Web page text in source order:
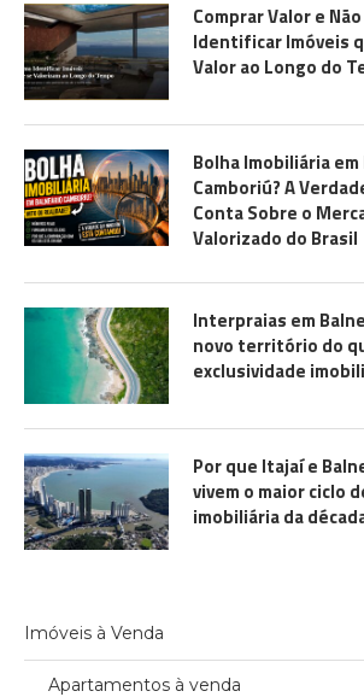
Comprar Valor e
Identificar Imóveis
Valor ao Longo do
Bolha Imobiliária
Camboriú? A
Conta Sobre o
Valorizado do Brasil
Interpraias em
novo território do
exclusividade
Por que Itajaí e
vivem o maior ciclo
imobiliária da
Imóveis à Venda
Apartamentos à venda